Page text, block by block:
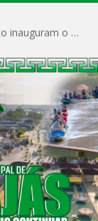
Prefeito Vivaldo Mendes e vice-prefeito Quito inauguram o CAPS e fortalecem a saúde pública em Anajás.